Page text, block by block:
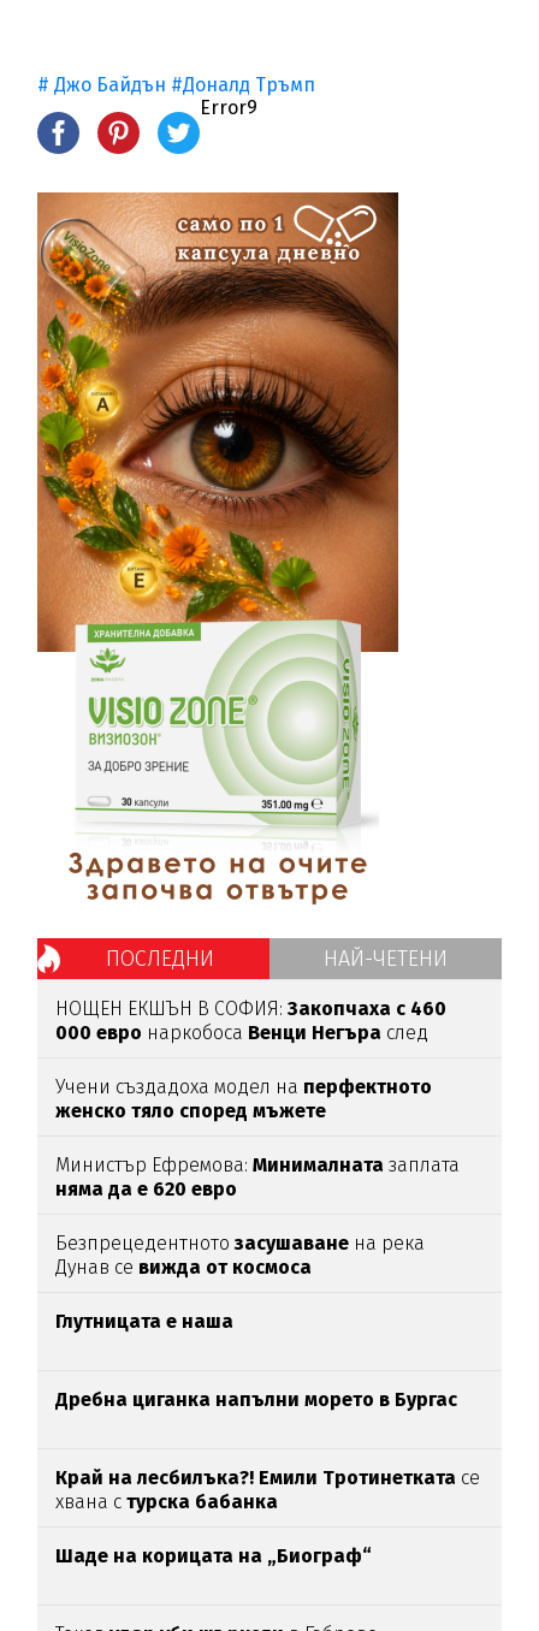
# Джо Байдън #Доналд Тръмп
Error9
ПОСЛЕДНИ НАЙ-ЧЕТЕНИ
НОЩЕН ЕКШЪН В СОФИЯ:Закопчаха с 460
000 евро наркобоса Венци Негъра след
Учени създадоха модел на перфектното
женско тяло според мъжете
Министър Ефремова:Минималната заплата
няма да е 620 евро
Безпрецедентнотозасушаване на река
Дунав се вижда от космоса
Глутницата е наша
Дребна циганка напълни морето в Бургас
Край на лесбилъка?! Емили Тротинетката се
хвана с турска бабанка
Шаде на корицата на „Биограф“